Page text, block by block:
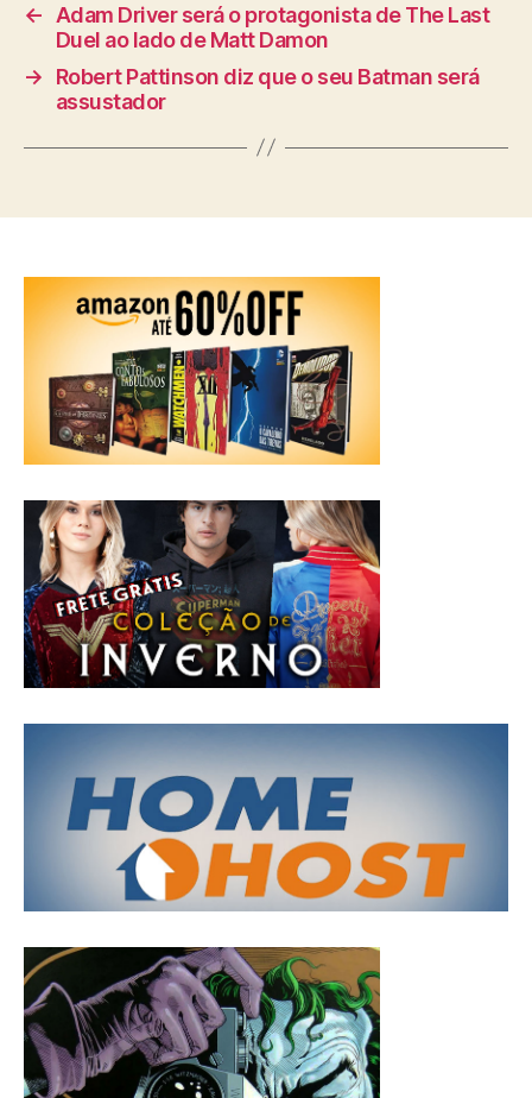
←
Adam Driver será o protagonista de The Last
Duel ao lado de Matt Damon
→
Robert Pattinson diz que o seu Batman será
assustador